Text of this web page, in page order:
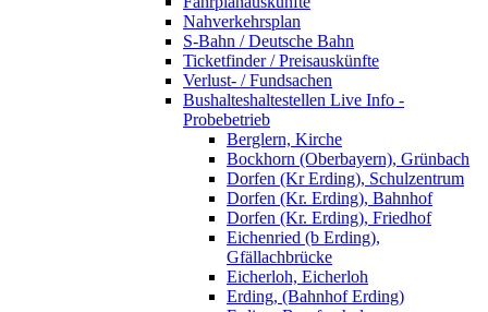
Nahverkehrsplan
S-Bahn / Deutsche Bahn
Ticketfinder / Preisauskünfte
Verlust- / Fundsachen
Bushalteshaltestellen Live Info -
Probebetrieb
Berglern, Kirche
Bockhorn (Oberbayern), Grünbach
Dorfen (Kr Erding), Schulzentrum
Dorfen (Kr. Erding), Bahnhof
Dorfen (Kr. Erding), Friedhof
Eichenried (b Erding),
Gfällachbrücke
Eicherloh, Eicherloh
Erding, (Bahnhof Erding)